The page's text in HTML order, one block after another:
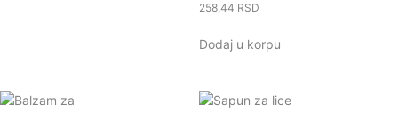
258,44 RSD
Dodaj u korpu